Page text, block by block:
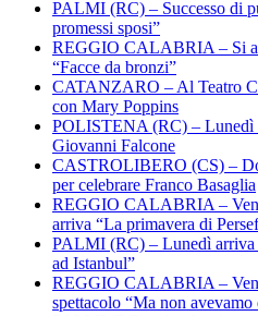
PALMI (RC) – Successo di
promessi sposi”
REGGIO CALABRIA – Si
“Facce da bronzi”
CATANZARO – Al Teatro
con Mary Poppins
POLISTENA (RC) – Lunedì
Giovanni Falcone
CASTROLIBERO (CS) –
per celebrare Franco Basaglia
REGGIO CALABRIA –
arriva “La primavera di
PALMI (RC) – Lunedì arriva
ad Istanbul”
REGGIO CALABRIA –
spettacolo “Ma non avevamo